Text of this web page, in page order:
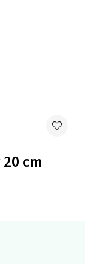
cm